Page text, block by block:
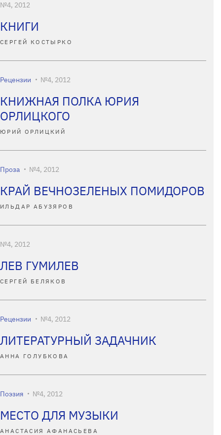
№4, 2012
КНИГИ
СЕРГЕЙ КОСТЫРКО
Рецензии №4, 2012
КНИЖНАЯ ПОЛКА ЮРИЯ
ОРЛИЦКОГО
ЮРИЙ ОРЛИЦКИЙ
Проза №4, 2012
КРАЙ ВЕЧНОЗЕЛЕНЫХ ПОМИДОРОВ
ИЛЬДАР АБУЗЯРОВ
№4, 2012
ЛЕВ ГУМИЛЕВ
СЕРГЕЙ БЕЛЯКОВ
Рецензии №4, 2012
ЛИТЕРАТУРНЫЙ ЗАДАЧНИК
АННА ГОЛУБКОВА
Поэзия №4, 2012
МЕСТО ДЛЯ МУЗЫКИ
АНАСТАСИЯ АФАНАСЬЕВА